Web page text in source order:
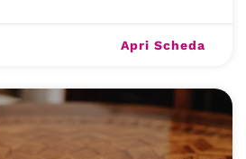
Apri Scheda